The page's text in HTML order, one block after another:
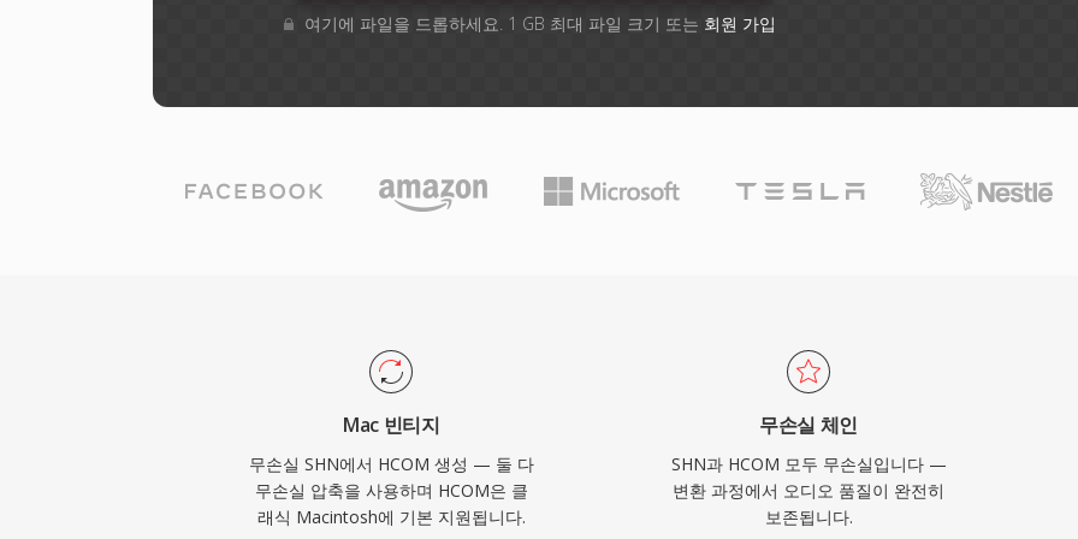
여기에 파일을 드롭하세요. 1 GB 최대 파일 크기 또는 회원 가입
Mac 빈티지
무손실 SHN에서 HCOM 생성 — 둘 다
무손실 압축을 사용하며 HCOM은 클
래식 Macintosh에 기본 지원됩니다.
무손실 체인
SHN과 HCOM 모두 무손실입니다 —
변환 과정에서 오디오 품질이 완전히
보존됩니다.